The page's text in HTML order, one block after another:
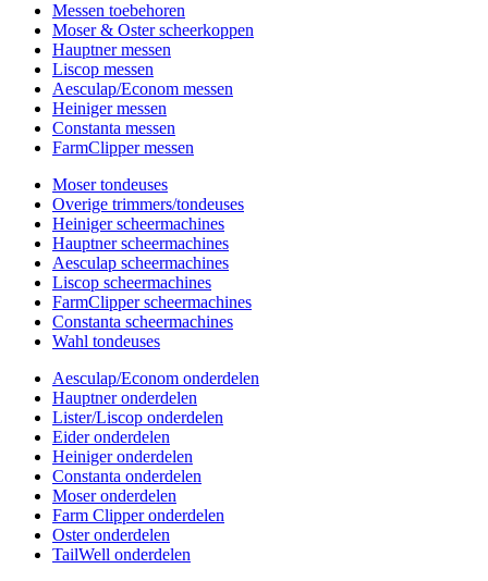
Messen toebehoren
Moser & Oster scheerkoppen
Hauptner messen
Liscop messen
Aesculap/Econom messen
Heiniger messen
Constanta messen
FarmClipper messen
Moser tondeuses
Overige trimmers/tondeuses
Heiniger scheermachines
Hauptner scheermachines
Aesculap scheermachines
Liscop scheermachines
FarmClipper scheermachines
Constanta scheermachines
Wahl tondeuses
Aesculap/Econom onderdelen
Hauptner onderdelen
Lister/Liscop onderdelen
Eider onderdelen
Heiniger onderdelen
Constanta onderdelen
Moser onderdelen
Farm Clipper onderdelen
Oster onderdelen
TailWell onderdelen